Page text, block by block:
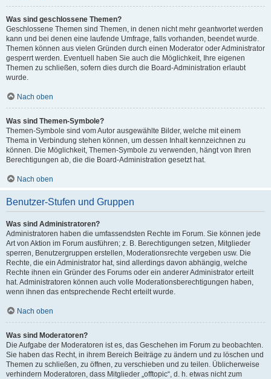
Was sind geschlossene Themen?
Geschlossene Themen sind Themen, in denen nicht mehr geantwortet werden
kann und bei denen eine laufende Umfrage, falls vorhanden, beendet wurde.
Themen können aus vielen Gründen durch einen Moderator oder Administrator
gesperrt werden. Eventuell haben Sie auch die Möglichkeit, Ihre eigenen
Themen zu schließen, sofern dies durch die Board-Administration erlaubt
wurde.
Nach oben
Was sind Themen-Symbole?
Themen-Symbole sind vom Autor ausgewählte Bilder, welche mit einem
Thema in Verbindung stehen können, um dessen Inhalt kennzeichnen zu
können. Die Möglichkeit, Themen-Symbole zu verwenden, hängt von Ihren
Berechtigungen ab, die die Board-Administration gesetzt hat.
Nach oben
Benutzer-Stufen und Gruppen
Was sind Administratoren?
Administratoren haben die umfassendsten Rechte im Forum. Sie können jede
Art von Aktion im Forum ausführen; z. B. Berechtigungen setzen, Mitglieder
sperren, Benutzergruppen erstellen, Moderationsrechte vergeben usw. Die
Rechte, die ein Administrator hat, sind allerdings davon abhängig, welche
Rechte ihnen ein Gründer des Forums oder ein anderer Administrator erteilt
hat. Administratoren können auch volle Moderationsberechtigungen haben,
wenn ihnen das entsprechende Recht erteilt wurde.
Nach oben
Was sind Moderatoren?
Die Aufgabe der Moderatoren ist es, das Geschehen im Forum zu beobachten.
Sie haben das Recht, in ihrem Bereich Beiträge zu ändern und zu löschen und
Themen zu schließen, zu öffnen, zu verschieben und zu teilen. Üblicherweise
verhindern Moderatoren, dass Mitglieder „offtopic“, d. h. etwas nicht zum